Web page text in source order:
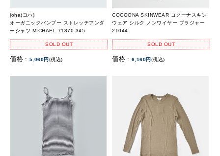
joha(ヨハ)
オーガニックバンブー ストレッチアンダ
ーシャツ MICHAEL 71870-345
SOLD OUT
価格 : 5,060円(税込)
COCOONA SKINWEAR コクーナスキン
ウェア シルク ノンワイヤー ブラジャー
21044
SOLD OUT
価格 : 6,160円(税込)